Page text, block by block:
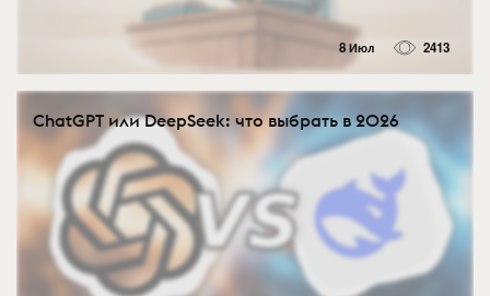
8 Июл 2413
ChatGPT или DeepSeek: что выбрать в 2026